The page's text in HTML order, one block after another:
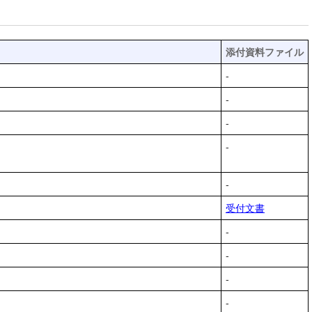
添付資料ファイル
-
-
-
-
-
受付文書
-
-
-
-